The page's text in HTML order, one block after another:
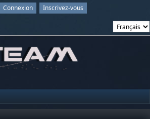
Connexion Inscrivez-vous